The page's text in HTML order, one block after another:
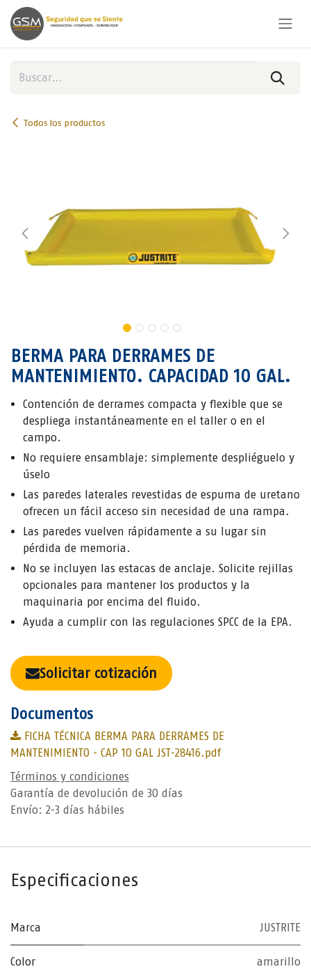
Ir al contenido
Todos los productos
BERMA PARA DERRAMES DE
MANTENIMIENTO. CAPACIDAD 10 GAL.
Contención de derrames compacta y flexible que se
despliega instantáneamente en el taller o en el
campo.
No requiere ensamblaje: simplemente despliéguelo y
úselo
Las paredes laterales revestidas de espuma de uretano
ofrecen un fácil acceso sin necesidad de una rampa.
Las paredes vuelven rápidamente a su lugar sin
pérdida de memoria.
No se incluyen las estacas de anclaje. Solicite rejillas
opcionales para mantener los productos y la
maquinaria por encima del fluido.
Ayuda a cumplir con las regulaciones SPCC de la EPA.
Solicitar cotización
Documentos
FICHA TÉCNICA BERMA PARA DERRAMES DE
MANTENIMIENTO - CAP 10 GAL JST-28416.pdf
Términos y condiciones
Garantía de devolución de 30 días
Envío: 2-3 días hábiles
Especificaciones
Marca JUSTRITE
Color amarillo